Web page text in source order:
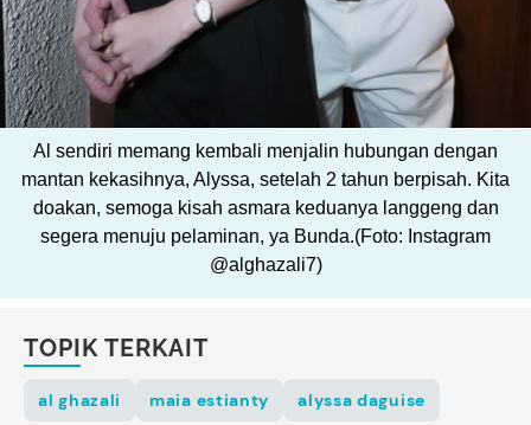
Al sendiri memang kembali menjalin hubungan dengan
mantan kekasihnya, Alyssa, setelah 2 tahun berpisah. Kita
doakan, semoga kisah asmara keduanya langgeng dan
segera menuju pelaminan, ya Bunda.(Foto: Instagram
@alghazali7)
TOPIK TERKAIT
al ghazali maia estianty alyssa daguise